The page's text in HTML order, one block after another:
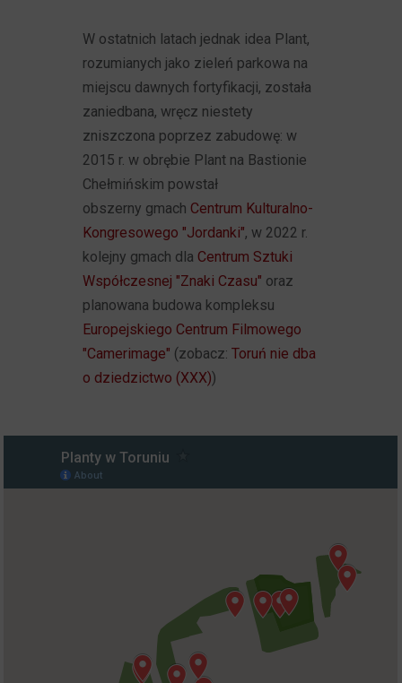
W ostatnich latach jednak idea Plant,
rozumianych jako zieleń parkowa na
miejscu dawnych fortyfikacji, została
zaniedbana, wręcz niestety
zniszczona poprzez zabudowę: w
2015 r. w obrębie Plant na Bastionie
Chełmińskim powstał
obszerny gmach Centrum Kulturalno-
Kongresowego "Jordanki", w 2022 r.
kolejny gmach dla Centrum Sztuki
Współczesnej "Znaki Czasu" oraz
planowana budowa kompleksu
Europejskiego Centrum Filmowego
"Camerimage" (zobacz:Toruń nie dba
o dziedzictwo (XXX))